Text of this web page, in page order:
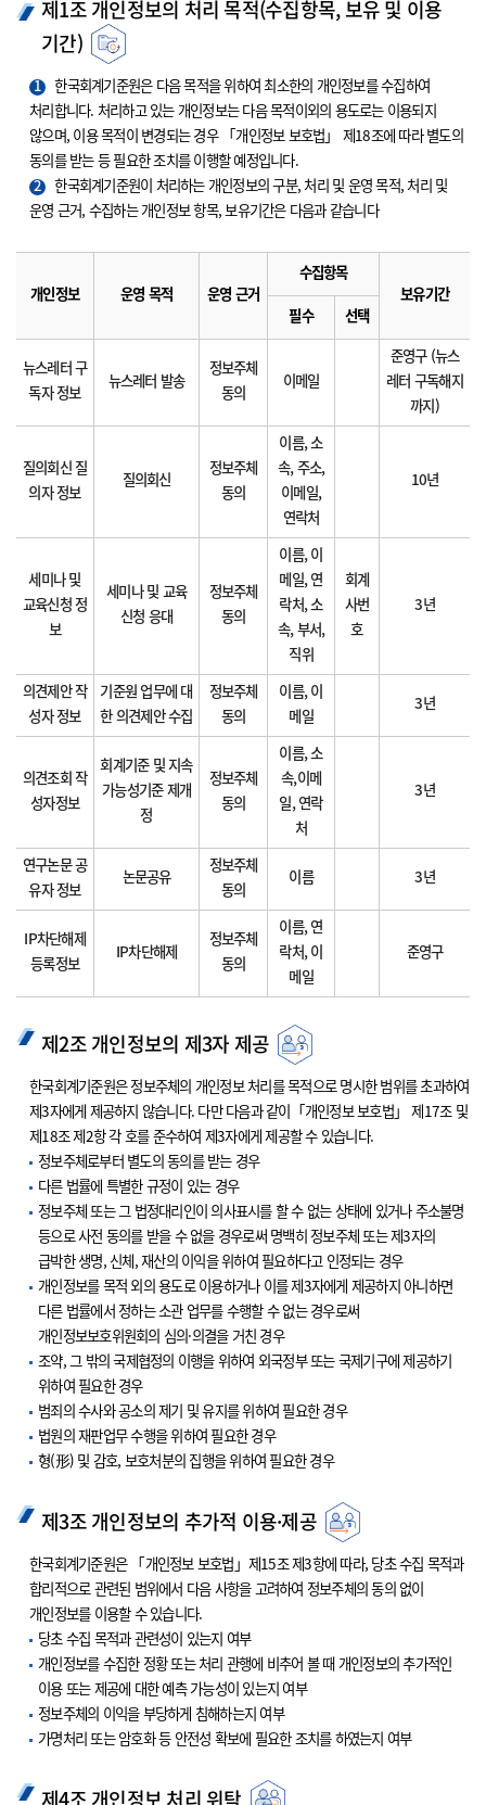
제1조 개인정보의 처리 목적(수집항목, 보유 및 이용
기간)
1
한국회계기준원은 다음 목적을 위하여 최소한의 개인정보를 수집하여
처리합니다. 처리하고 있는 개인정보는 다음 목적이외의 용도로는 이용되지
않으며, 이용 목적이 변경되는 경우 「개인정보 보호법」 제18조에 따라 별도의
동의를 받는 등 필요한 조치를 이행할 예정입니다.
2
한국회계기준원이 처리하는 개인정보의 구분, 처리 및 운영 목적, 처리 및
운영 근거, 수집하는 개인정보 항목, 보유기간은 다음과 같습니다
개인정보 운영 목적 운영 근거
수집항목
보유기간
필수
선택
뉴스레터 구
독자 정보
뉴스레터 발송
정보주체
동의
이메일
준영구 (뉴스
레터 구독해지
까지)
질의회신 질
의자 정보
질의회신
정보주체
동의
이름, 소
속, 주소,
이메일,
연락처
10년
세미나 및
교육신청 정
보
세미나 및 교육
신청 응대
정보주체
동의
이름, 이
메일, 연
락처, 소
속, 부서,
직위
회계
사번
호
3년
의견제안 작
성자 정보
기준원 업무에 대
한 의견제안 수집
정보주체
동의
이름, 이
메일
3년
의견조회 작
성자정보
회계기준 및 지속
가능성기준 제개
정
정보주체
동의
이름, 소
속,이메
일, 연락
처
3년
연구논문 공
유자 정보
논문공유
정보주체
동의
이름 3년
IP차단해제
등록정보
IP차단해제
정보주체
동의
이름, 연
락처, 이
메일
준영구
제2조 개인정보의 제3자 제공
한국회계기준원은 정보주체의 개인정보 처리를 목적으로 명시한 범위를 초과하여
제3자에게 제공하지 않습니다. 다만 다음과 같이「개인정보 보호법」 제17조 및
제18조 제2항 각 호를 준수하여 제3자에게 제공할 수 있습니다.
정보주체로부터 별도의 동의를 받는 경우
다른 법률에 특별한 규정이 있는 경우
정보주체 또는 그 법정대리인이 의사표시를 할 수 없는 상태에 있거나 주소불명
등으로 사전 동의를 받을 수 없을 경우로써 명백히 정보주체 또는 제3자의
급박한 생명, 신체, 재산의 이익을 위하여 필요하다고 인정되는 경우
개인정보를 목적 외의 용도로 이용하거나 이를 제3자에게 제공하지 아니하면
다른 법률에서 정하는 소관 업무를 수행할 수 없는 경우로써
개인정보보호위원회의 심의·의결을 거친 경우
조약, 그 밖의 국제협정의 이행을 위하여 외국정부 또는 국제기구에 제공하기
위하여 필요한 경우
범죄의 수사와 공소의 제기 및 유지를 위하여 필요한 경우
법원의 재판업무 수행을 위하여 필요한 경우
형(形) 및 감호, 보호처분의 집행을 위하여 필요한 경우
제3조 개인정보의 추가적 이용·제공
한국회계기준원은 「개인정보 보호법」제15조 제3항에 따라, 당초 수집 목적과
합리적으로 관련된 범위에서 다음 사항을 고려하여 정보주체의 동의 없이
개인정보를 이용할 수 있습니다.
당초 수집 목적과 관련성이 있는지 여부
개인정보를 수집한 정황 또는 처리 관행에 비추어 볼 때 개인정보의 추가적인
이용 또는 제공에 대한 예측 가능성이 있는지 여부
정보주체의 이익을 부당하게 침해하는지 여부
가명처리 또는 암호화 등 안전성 확보에 필요한 조치를 하였는지 여부